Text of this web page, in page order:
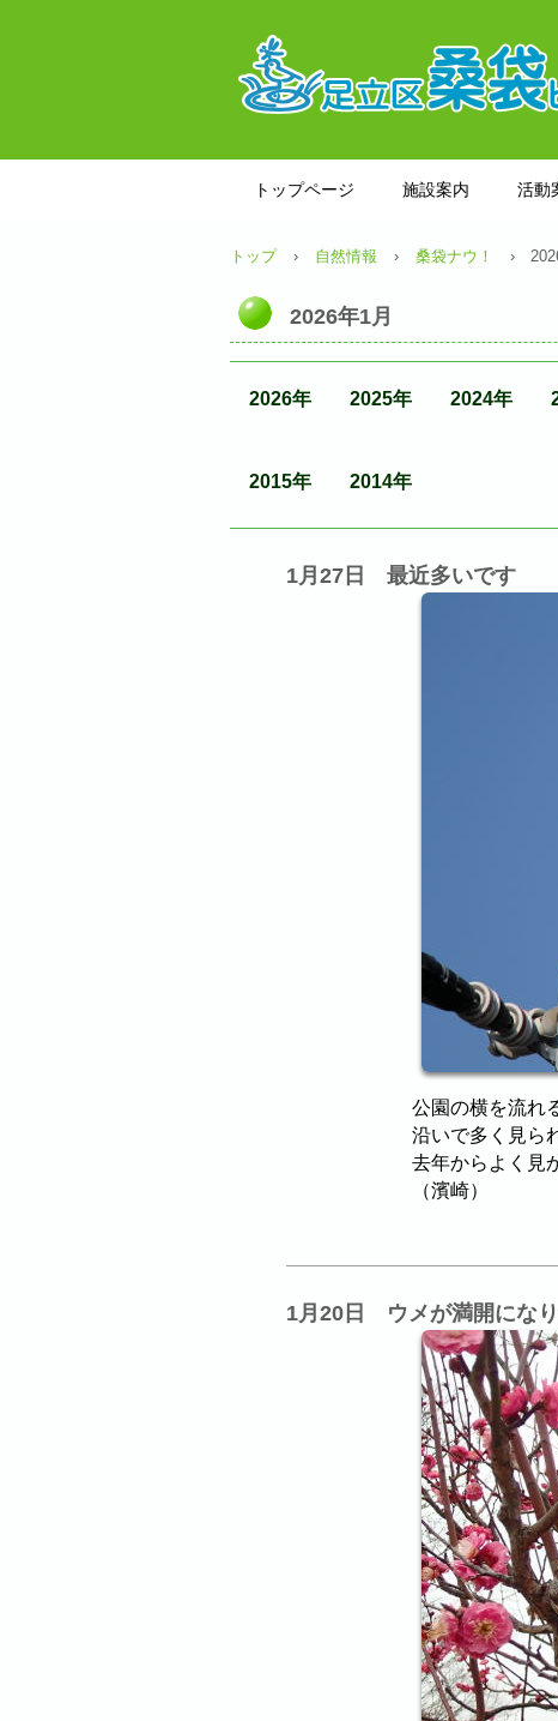
トップページ 施設案内 活動
トップ › 自然情報 › 桑袋ナウ！ ›
2026年1月
2026年 2025年 2024年
2015年 2014年
1月27日 最近多いです
公園の横を流れ
沿いで多く見ら
去年からよく見
（濱崎）
1月20日 ウメが満開になり